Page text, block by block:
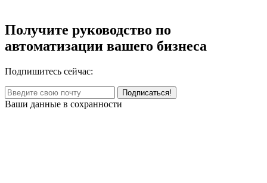
Получите руководство по
автоматизации вашего бизнеса
Подпишитесь сейчас:
Ваши данные в сохранности